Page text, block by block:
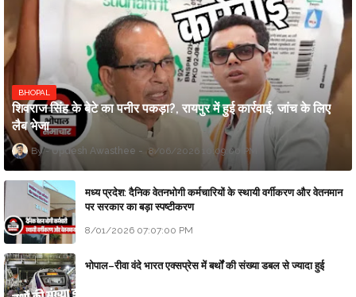
BHOPAL
शिवराज सिंह के बेटे का पनीर पकड़ा?, रायपुर में हुई कार्रवाई, जांच के लिए
लैब भेजा
Updesh Awasthee 8/06/2026 10:09:00 PM
मध्य प्रदेश: दैनिक वेतनभोगी कर्मचारियों के स्थायी वर्गीकरण और वेतनमान
पर सरकार का बड़ा स्पष्टीकरण
8/01/2026 07:07:00 PM
भोपाल–रीवा वंदे भारत एक्सप्रेस में बर्थों की संख्या डबल से ज्यादा हुई